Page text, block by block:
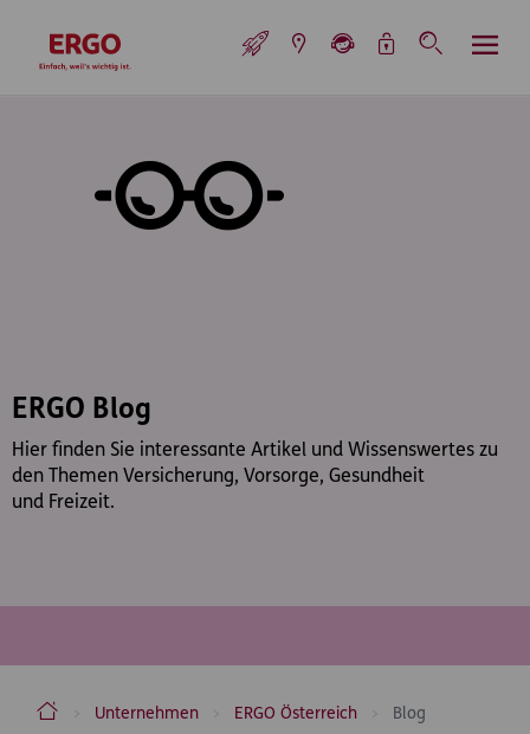
zur Startseite
ERGO Blog
Hier finden Sie interessante Artikel und Wissenswertes zu
den Themen Versicherung, Vorsorge, Gesundheit
und Freizeit.
ERGO Versicherung Aktiengesellschaft
Unternehmen ERGO Österreich Blog